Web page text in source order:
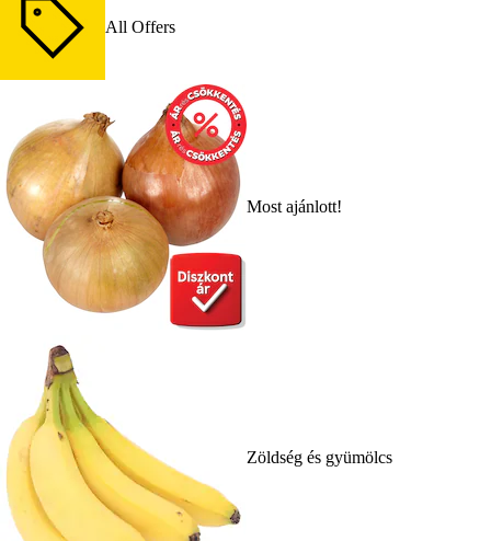
All Offers
Most ajánlott!
Zöldség és gyümölcs